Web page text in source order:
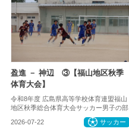
盈進 － 神辺 ③【福山地区秋季
体育大会】
令和8年度 広島県高等学校体育連盟福山
地区秋季総合体育大会サッカー男子の部
2026-07-22 サッカー